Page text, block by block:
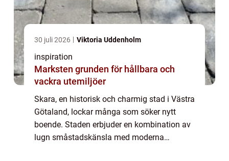
30 juli 2026 Viktoria Uddenholm
inspiration
Marksten grunden för hållbara och
vackra utemiljöer
Skara, en historisk och charmig stad i Västra
Götaland, lockar många som söker nytt
boende. Staden erbjuder en kombination av
lugn småstadskänsla med moderna